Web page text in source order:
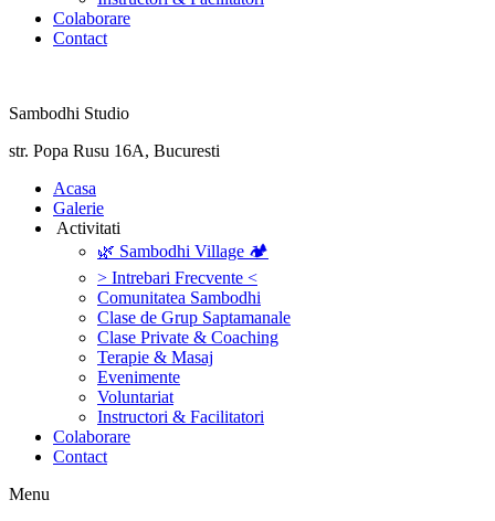
Colaborare
Contact
Sambodhi Studio
str. Popa Rusu 16A, Bucuresti
‎Acasa
Galerie
‎ ‎Activitati‎
🌿 Sambodhi Village 🏕️
> Intrebari Frecvente <
Comunitatea Sambodhi
Clase de Grup Saptamanale
Clase Private & Coaching
Terapie & Masaj
‎Evenimente
Voluntariat
‏‏‎Instructori & Facilitatori
Colaborare
Contact
Menu